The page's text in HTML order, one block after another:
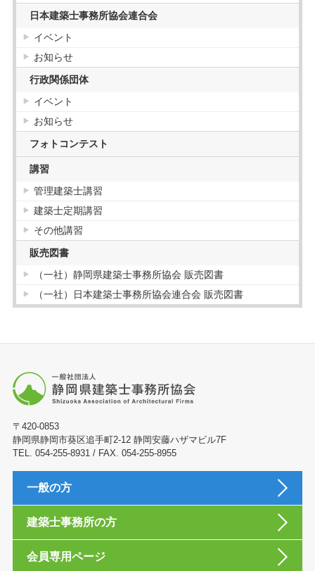
日本建築士事務所協会連合会
イベント
お知らせ
行政関係団体
イベント
お知らせ
フォトコンテスト
講習
管理建築士講習
建築士定期講習
その他講習
販売図書
（一社）静岡県建築士事務所協会 販売図書
（一社）日本建築士事務所協会連合会 販売図書
〒420-0853
静岡県静岡市葵区追手町2-12 静岡安藤ハザマビル7F
TEL. 054-255-8931 / FAX. 054-255-8955
一般の方
建築士事務所の方
会員専用ページ